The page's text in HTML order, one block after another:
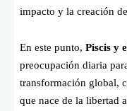
impacto y la creación
En este punto, Piscis y
preocupación diaria
transformación global,
que nace de la libertad